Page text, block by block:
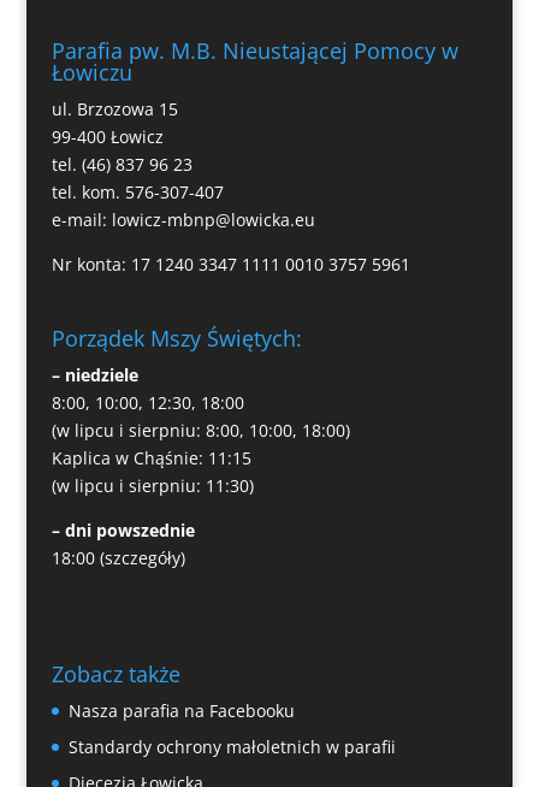
Parafia pw. M.B. Nieustającej Pomocy w
Łowiczu
ul. Brzozowa 15
99-400 Łowicz
tel. (46) 837 96 23
tel. kom. 576-307-407
e-mail: lowicz-mbnp@lowicka.eu
Nr konta: 17 1240 3347 1111 0010 3757 5961
Porządek Mszy Świętych:
– niedziele
8:00, 10:00, 12:30, 18:00
(w lipcu i sierpniu: 8:00, 10:00, 18:00)
Kaplica w Chąśnie: 11:15
(w lipcu i sierpniu: 11:30)
– dni powszednie
18:00 (szczegóły)
Zobacz także
Nasza parafia na Facebooku
Standardy ochrony małoletnich w parafii